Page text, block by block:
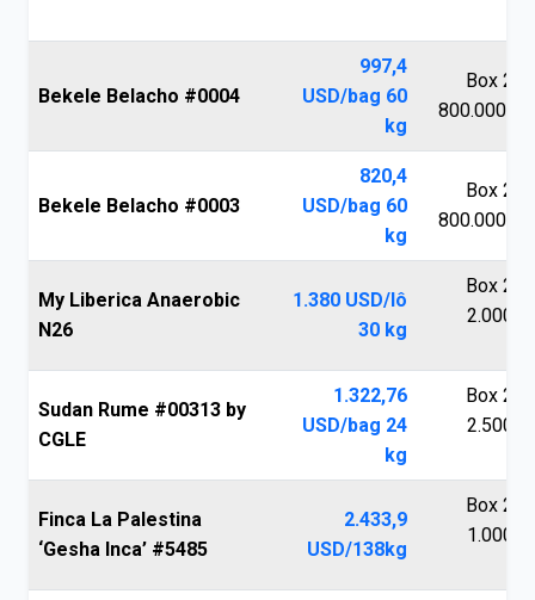
Bekele Belacho #0004
997,4
USD/bag 60
kg
Box
800.000
Bekele Belacho #0003
820,4
USD/bag 60
kg
Box
800.000
My Liberica Anaerobic
N26
1.380 USD/lô
30 kg
Box
Sudan Rume #00313 by
CGLE
1.322,76
USD/bag 24
kg
Box
Finca La Palestina
‘Gesha Inca’ #5485
2.433,9
USD/138kg
Box